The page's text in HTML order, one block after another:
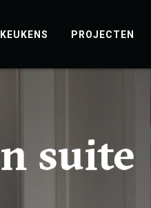
KEUKENS PROJECTEN
suite